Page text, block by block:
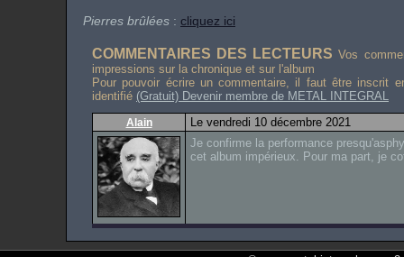
Pierres brûlées : cliquez ici
COMMENTAIRES DES LECTEURS Vos
impressions sur la chronique et sur l'album
Pour pouvoir écrire un commentaire, il faut être inscrit
identifié (Gratuit) Devenir membre de METAL INTEGRAL
Alain
Le vendredi 10 décembre 2021
Je confirme la performance
cet album impérieux. Pour ma part, je